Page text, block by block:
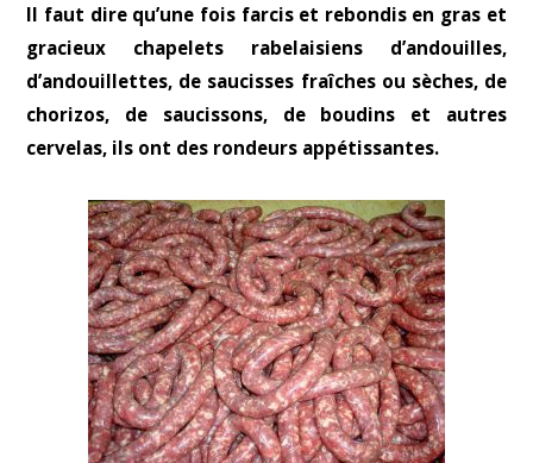
Il faut dire qu’une fois farcis et rebondis en gras et
gracieux chapelets rabelaisiens d’andouilles,
d’andouillettes, de saucisses fraîches ou sèches, de
chorizos, de saucissons, de boudins et autres
cervelas, ils ont des rondeurs appétissantes.